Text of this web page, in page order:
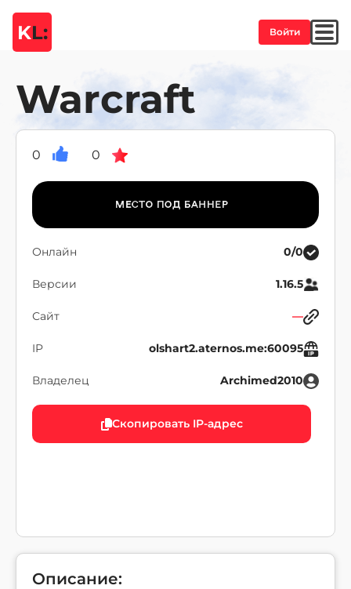
KL: Войти
Warcraft
0 0
Онлайн 0/0
Версии 1.16.5
Сайт —
IP olshart2.aternos.me:60095
Владелец Archimed2010
Скопировать IP-адрес
Описание: